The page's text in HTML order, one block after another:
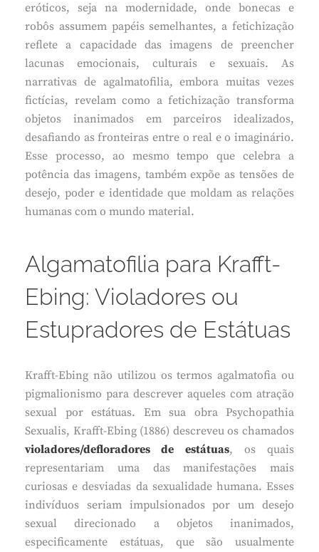
eróticos, seja na modernidade, onde bonecas e
robôs assumem papéis semelhantes, a fetichização
reflete a capacidade das imagens de preencher
lacunas emocionais, culturais e sexuais. As
narrativas de agalmatofilia, embora muitas vezes
fictícias, revelam como a fetichização transforma
objetos inanimados em parceiros idealizados,
desafiando as fronteiras entre o real e o imaginário.
Esse processo, ao mesmo tempo que celebra a
potência das imagens, também expõe as tensões de
desejo, poder e identidade que moldam as relações
humanas com o mundo material.
Algamatofilia para Krafft-
Ebing: Violadores ou
Estupradores de Estátuas
Krafft-Ebing não utilizou os termos agalmatofia ou
pigmalionismo para descrever aqueles com atração
sexual por estátuas. Em sua obra Psychopathia
Sexualis, Krafft-Ebing (1886) descreveu os chamados
violadores/defloradores de estátuas, os quais
representariam uma das manifestações mais
curiosas e desviadas da sexualidade humana. Esses
indivíduos seriam impulsionados por um desejo
sexual direcionado a objetos inanimados,
especificamente estátuas, que são usualmente